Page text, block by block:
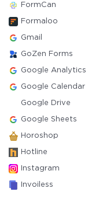
FormCan
Formaloo
Gmail
GoZen Forms
Google Analytics
Google Calendar
Google Drive
Google Sheets
Horoshop
Hotline
Instagram
Invoiless